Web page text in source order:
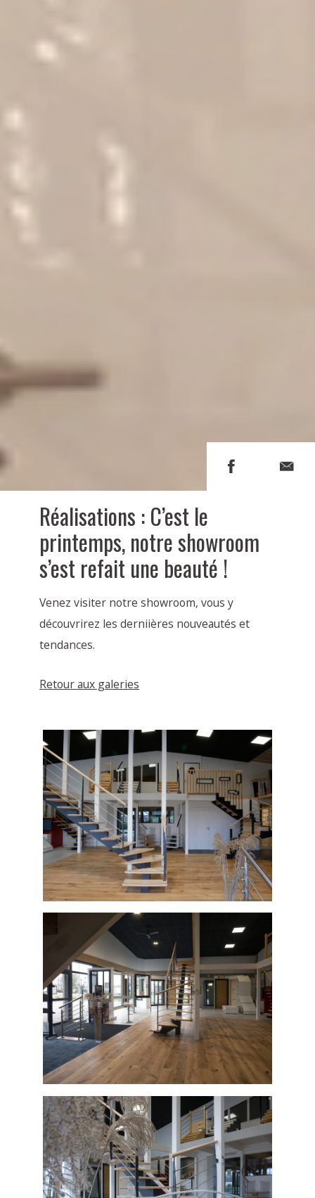
Réalisations : C’est le
printemps, notre showroom
s’est refait une beauté !
Venez visiter notre showroom, vous y
découvrirez les derniières nouveautés et
tendances.
Retour aux galeries